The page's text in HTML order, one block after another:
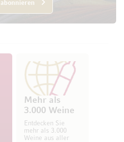
Mehr als
3.000 Weine
Entdecken Sie
mehr als 3.000
Weine aus aller